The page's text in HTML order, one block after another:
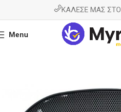
ΚΑΛΕΣΕ ΜΑΣ ΣΤΟ
Menu